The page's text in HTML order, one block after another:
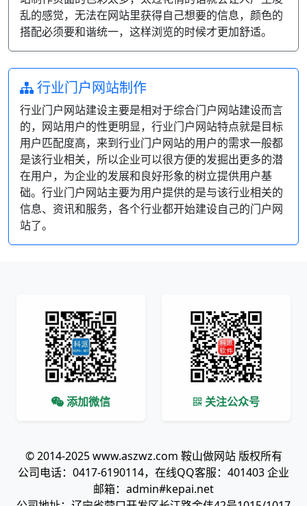
乱的感觉，无法在网站里获得自己想要的信息，颜色的
搭配必须要和谐统一，这样浏览的时候才更加舒适。
行业门户网站制作
行业门户网站建设主要是相对于综合门户网站建设而言
的，网站用户的性更明显，行业门户网站特点就是目标
用户匹配度高，来到行业门户网站的用户的需求一般都
是该行业相关，所以企业可以很方便的发掘出更多的潜
在用户，为企业的发展和良好形象的树立提供用户基
础。行业门户网站主要为用户提供的是与该行业相关的
信息、资讯和服务，各个行业都开始建设自己的门户网
站了。
添加微信 关注公众号
© 2014-2025 www.aszwz.com 鞍山做网站 版权所有
公司电话：0417-6190114，在线QQ客服：401403 企业
邮箱：admin#kepai.net